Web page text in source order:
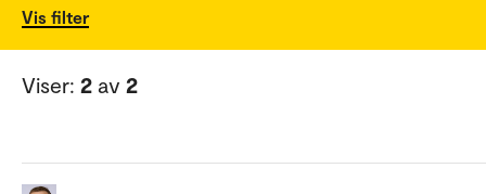
Vis filter
Viser: 2 av 2